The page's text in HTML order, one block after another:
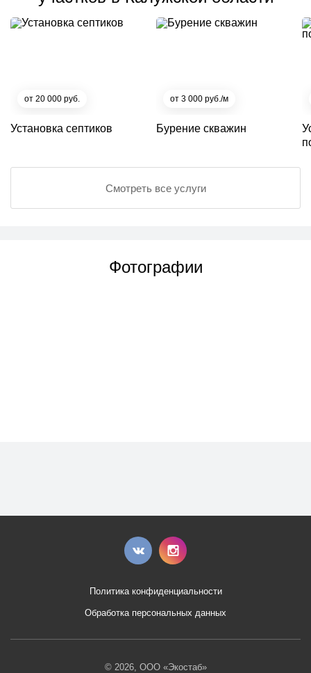
от 20 000 руб.
Установка септиков
от 3 000 руб./м
Бурение скважин
Смотреть все услуги
Фотографии
Политика конфиденциальности
Обработка персональных данных
© 2026, ООО «Экостаб»